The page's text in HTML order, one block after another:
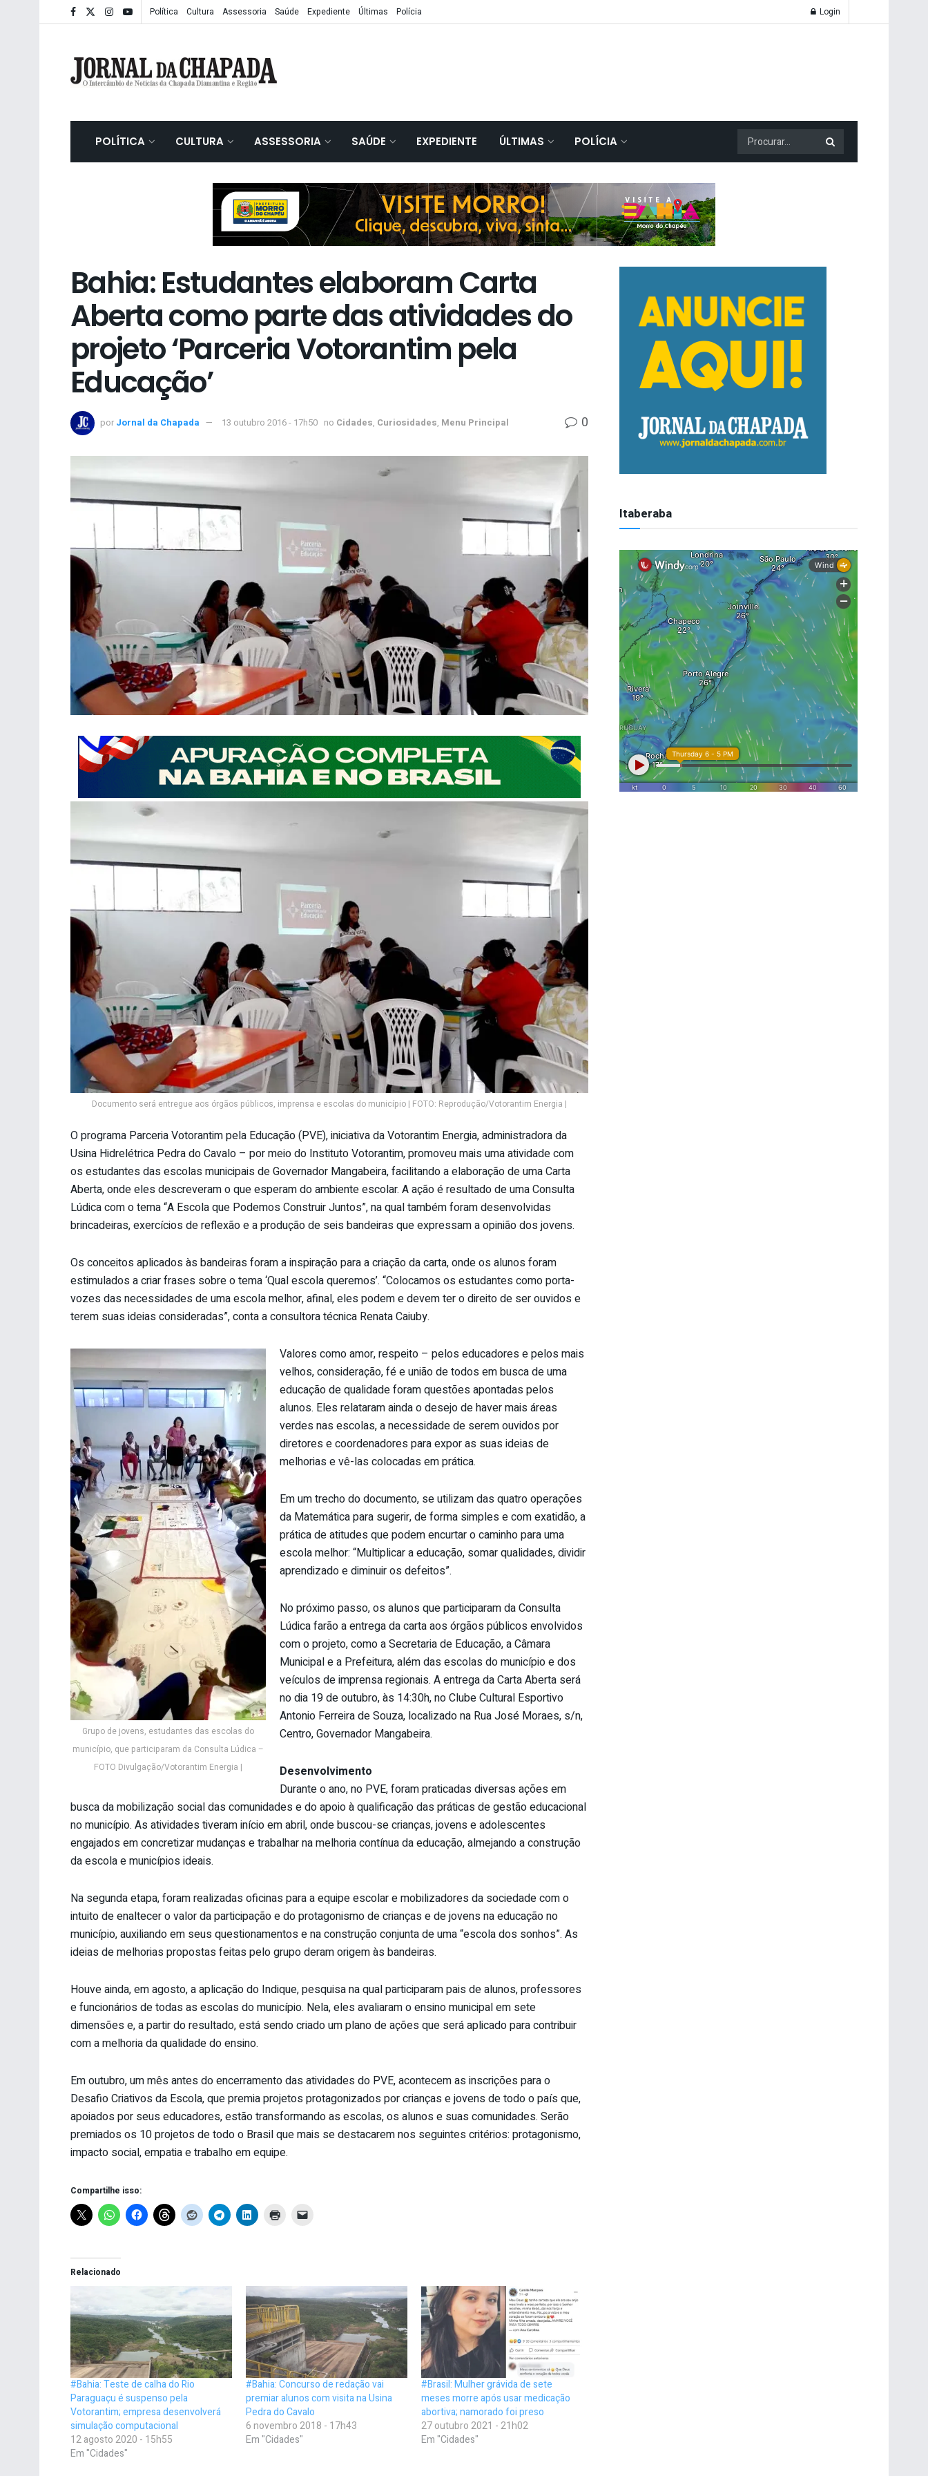
Política Cultura Assessoria Saúde Expediente Últimas Polícia Login
POLÍTICA CULTURA ASSESSORIA SAÚDE EXPEDIENTE ÚLTIMAS POLÍCIA
Bahia: Estudantes elaboram Carta
Aberta como parte das atividades do
projeto ‘Parceria Votorantim pela
Educação’
por Jornal da Chapada 13 outubro 2016 - 17h50 no Cidades, Curiosidades, Menu Principal 0
Documento será entregue aos órgãos públicos, imprensa e escolas do município | FOTO: Reprodução/Votorantim Energia |
O programa Parceria Votorantim pela Educação (PVE), iniciativa da Votorantim Energia, administradora da
Usina Hidrelétrica Pedra do Cavalo – por meio do Instituto Votorantim, promoveu mais uma atividade com
os estudantes das escolas municipais de Governador Mangabeira, facilitando a elaboração de uma Carta
Aberta, onde eles descreveram o que esperam do ambiente escolar. A ação é resultado de uma Consulta
Lúdica com o tema “A Escola que Podemos Construir Juntos”, na qual também foram desenvolvidas
brincadeiras, exercícios de reflexão e a produção de seis bandeiras que expressam a opinião dos jovens.
Os conceitos aplicados às bandeiras foram a inspiração para a criação da carta, onde os alunos foram
estimulados a criar frases sobre o tema ‘Qual escola queremos’. “Colocamos os estudantes como porta-
vozes das necessidades de uma escola melhor, afinal, eles podem e devem ter o direito de ser ouvidos e
terem suas ideias consideradas”, conta a consultora técnica Renata Caiuby.
Grupo de jovens, estudantes das escolas do
município, que participaram da Consulta Lúdica –
FOTO Divulgação/Votorantim Energia |
Valores como amor, respeito – pelos educadores e pelos mais
velhos, consideração, fé e união de todos em busca de uma
educação de qualidade foram questões apontadas pelos
alunos. Eles relataram ainda o desejo de haver mais áreas
verdes nas escolas, a necessidade de serem ouvidos por
diretores e coordenadores para expor as suas ideias de
melhorias e vê-las colocadas em prática.
Em um trecho do documento, se utilizam das quatro operações
da Matemática para sugerir, de forma simples e com exatidão, a
prática de atitudes que podem encurtar o caminho para uma
escola melhor: “Multiplicar a educação, somar qualidades, dividir
aprendizado e diminuir os defeitos”.
No próximo passo, os alunos que participaram da Consulta
Lúdica farão a entrega da carta aos órgãos públicos envolvidos
com o projeto, como a Secretaria de Educação, a Câmara
Municipal e a Prefeitura, além das escolas do município e dos
veículos de imprensa regionais. A entrega da Carta Aberta será
no dia 19 de outubro, às 14:30h, no Clube Cultural Esportivo
Antonio Ferreira de Souza, localizado na Rua José Moraes, s/n,
Centro, Governador Mangabeira.
Desenvolvimento
Durante o ano, no PVE, foram praticadas diversas ações em
busca da mobilização social das comunidades e do apoio à qualificação das práticas de gestão educacional
no município. As atividades tiveram início em abril, onde buscou-se crianças, jovens e adolescentes
engajados em concretizar mudanças e trabalhar na melhoria contínua da educação, almejando a construção
da escola e municípios ideais.
Na segunda etapa, foram realizadas oficinas para a equipe escolar e mobilizadores da sociedade com o
intuito de enaltecer o valor da participação e do protagonismo de crianças e de jovens na educação no
município, auxiliando em seus questionamentos e na construção conjunta de uma “escola dos sonhos”. As
ideias de melhorias propostas feitas pelo grupo deram origem às bandeiras.
Houve ainda, em agosto, a aplicação do Indique, pesquisa na qual participaram pais de alunos, professores
e funcionários de todas as escolas do município. Nela, eles avaliaram o ensino municipal em sete
dimensões e, a partir do resultado, está sendo criado um plano de ações que será aplicado para contribuir
com a melhoria da qualidade do ensino.
Em outubro, um mês antes do encerramento das atividades do PVE, acontecem as inscrições para o
Desafio Criativos da Escola, que premia projetos protagonizados por crianças e jovens de todo o país que,
apoiados por seus educadores, estão transformando as escolas, os alunos e suas comunidades. Serão
premiados os 10 projetos de todo o Brasil que mais se destacarem nos seguintes critérios: protagonismo,
impacto social, empatia e trabalho em equipe.
Compartilhe isso:
Relacionado
#Bahia: Teste de calha do Rio
Paraguaçu é suspenso pela
Votorantim; empresa desenvolverá
simulação computacional
12 agosto 2020 - 15h55
Em "Cidades"
#Bahia: Concurso de redação vai
premiar alunos com visita na Usina
Pedra do Cavalo
6 novembro 2018 - 17h43
Em "Cidades"
#Brasil: Mulher grávida de sete
meses morre após usar medicação
abortiva; namorado foi preso
27 outubro 2021 - 21h02
Em "Cidades"
Itaberaba